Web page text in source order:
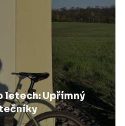
letech: Upřímný